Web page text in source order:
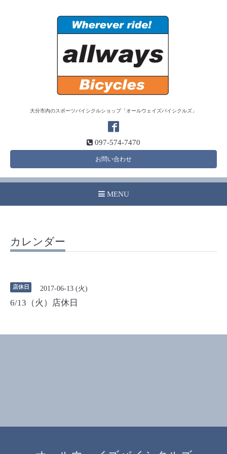
大分市内のスポーツバイシクルショップ「オールウェイズバイシクルズ」
097-574-7470
お問い合わせ
MENU
カレンダー
店休日 2017-06-13 (火)
6/13（火）店休日